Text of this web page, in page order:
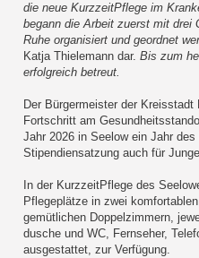
die neue KurzzeitPflege im
begann die Arbeit zuerst mit drei
Ruhe organisiert und geordnet
Katja Thielemann dar.Bis zum
erfolgreich betreut.
Der Bürgermeister der
Fortschritt am
Jahr 2026 in Seelow ein Jahr
Stipendiensatzung auch für
In der KurzzeitPflege des
Pflegeplätze in zwei
gemütlichen Doppelzimmern,
dusche und WC, Fernseher,
ausgestattet, zur Verfügung.